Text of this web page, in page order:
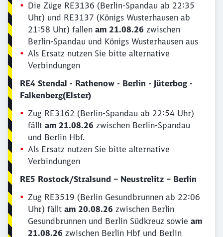
Die Züge RE3136 (Berlin-Spandau ab 22:35
Uhr) und RE3137 (Königs Wusterhausen ab
21:58 Uhr) fallen am 21.08.26 zwischen
Berlin-Spandau und Königs Wusterhausen aus
Als Ersatz nutzen Sie bitte alternative
Verbindungen
RE4 Stendal - Rathenow - Berlin - Jüterbog -
Falkenberg(Elster)
Zug RE3162 (Berlin-Spandau ab 22:54 Uhr)
fällt am 21.08.26 zwischen Berlin-Spandau
und Berlin Hbf.
Als Ersatz nutzen Sie bitte alternative
Verbindungen
RE5 Rostock/Stralsund – Neustrelitz – Berlin
Zug RE3519 (Berlin Gesundbrunnen ab 22:06
Uhr) fällt am 20.08.26 zwischen Berlin
Gesundbrunnen und Berlin Südkreuz sowie am
21.08.26 zwischen Berlin Hbf und Berlin